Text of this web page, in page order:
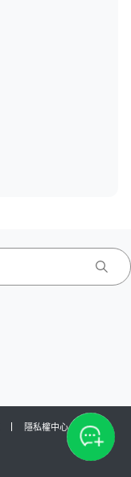
隱私權中心